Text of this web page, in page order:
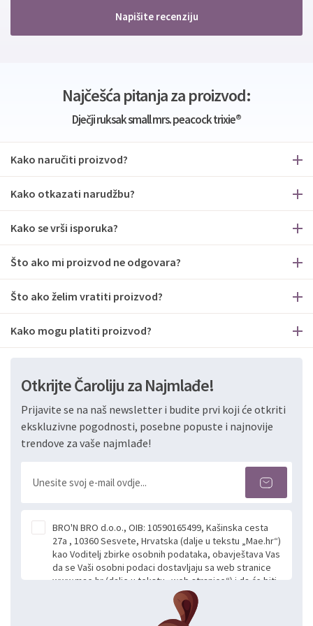
Napišite recenziju
Najčešća pitanja za proizvod:
Dječji ruksak small mrs. peacock trixie®
Kako naručiti proizvod?
Kako otkazati narudžbu?
Kako se vrši isporuka?
Što ako mi proizvod ne odgovara?
Što ako želim vratiti proizvod?
Kako mogu platiti proizvod?
Otkrijte Čaroliju za Najmlađe!
Prijavite se na naš newsletter i budite prvi koji će otkriti
ekskluzivne pogodnosti, posebne popuste i najnovije
trendove za vaše najmlađe!
BRO'N BRO d.o.o., OIB: 10590165499, Kašinska cesta
27a , 10360 Sesvete, Hrvatska (dalje u tekstu „Mae.hr“)
kao Voditelj zbirke osobnih podataka, obavještava Vas
da se Vaši osobni podaci dostavljaju sa web stranice
www.mae.hr (dalje u tekstu „web stranice“) i da će biti
obrađeni. Prihvaćanjem ove Izjave smatra se da
slobodno i izričito dajete privolu za prikupljanje i daljnju
obradu Vaših osobnih podataka koje ustupate Mae.hr